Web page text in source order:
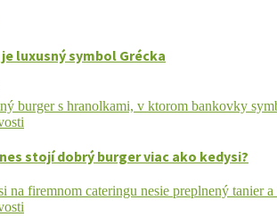
luxusný symbol Grécka
stojí dobrý burger viac ako kedysi?